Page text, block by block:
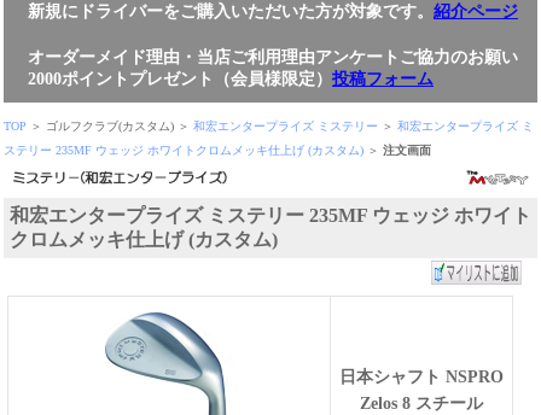
新規にドライバーをご購入いただいた方が対象です。 紹介ページ
オーダーメイド理由・当店ご利用理由アンケートご協力のお願い
2000ポイントプレゼント（会員様限定） 投稿フォーム
TOP ＞ ゴルフクラブ(カスタム) ＞ 和宏エンタープライズ ミステリー ＞ 和宏エンタープライズ ミ
ステリー 235MF ウェッジ ホワイトクロムメッキ仕上げ (カスタム) ＞ 注文画面
和宏エンタープライズ ミステリー 235MF ウェッジ ホワイト
クロムメッキ仕上げ (カスタム)
日本シャフト NSPRO
Zelos 8 スチール